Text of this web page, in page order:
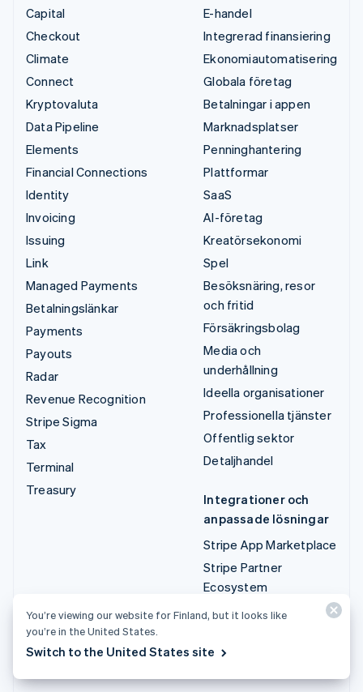
Capital
Checkout
Climate
Connect
Kryptovaluta
Data Pipeline
Elements
Financial Connections
Identity
Invoicing
Issuing
Link
Managed Payments
Betalningslänkar
Payments
Payouts
Radar
Revenue Recognition
Stripe Sigma
Tax
Terminal
Treasury
E-handel
Integrerad finansiering
Ekonomiautomatisering
Globala företag
Betalningar i appen
Marknadsplatser
Penninghantering
Plattformar
SaaS
AI-företag
Kreatörsekonomi
Spel
Besöksnäring, resor
och fritid
Försäkringsbolag
Media och
underhållning
Ideella organisationer
Professionella tjänster
Offentlig sektor
Detaljhandel
Integrationer och
anpassade lösningar
Stripe App Marketplace
Stripe Partner
Ecosystem
Professionella tjänster
Utvecklare
You’re viewing our website for Finland, but it looks like
you’re in the United States.
Switch to the United States site